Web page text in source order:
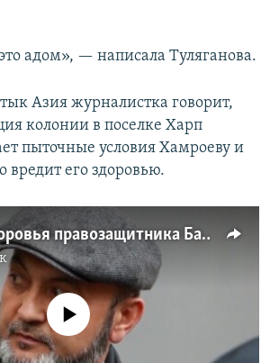
адом», — написала Туляганова.
Азия журналистка говорит,
колонии в поселке Харп
пыточные условия Хамроеву и
вредит его здоровью.
Состояние здоровья правозащитника Бахрома Хамроева резко ухудшилось в тюрьме на Крайнем Севере
source currently available